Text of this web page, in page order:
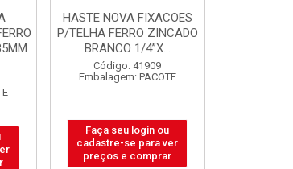
HASTE NOVA FIXACOES
P/TELHA FERRO ZINCADO
BRANCO 1/4”X...
Código: 41909
Embalagem: PACOTE
Faça seu login ou
cadastre-se para ver
preços e comprar